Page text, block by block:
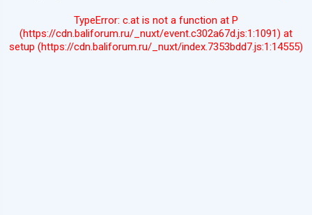
TypeError: c.at is not a function at P
(https://cdn.baliforum.ru/_nuxt/event.c302a67d.js:1:1091) at
setup (https://cdn.baliforum.ru/_nuxt/index.7353bdd7.js:1:14555)